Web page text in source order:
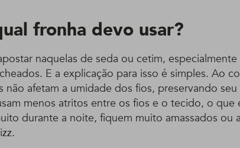
fronha devo usar?
naquelas de seda ou cetim,
E a explicação para isso é simples. Ao
não afetam a umidade dos fios, preservando
menos atritos entre os fios e o tecido, o que
durante a noite, fiquem muito amassados ou